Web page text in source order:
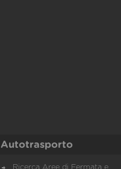
Autotrasporto
Ricerca Aree di Fermata e